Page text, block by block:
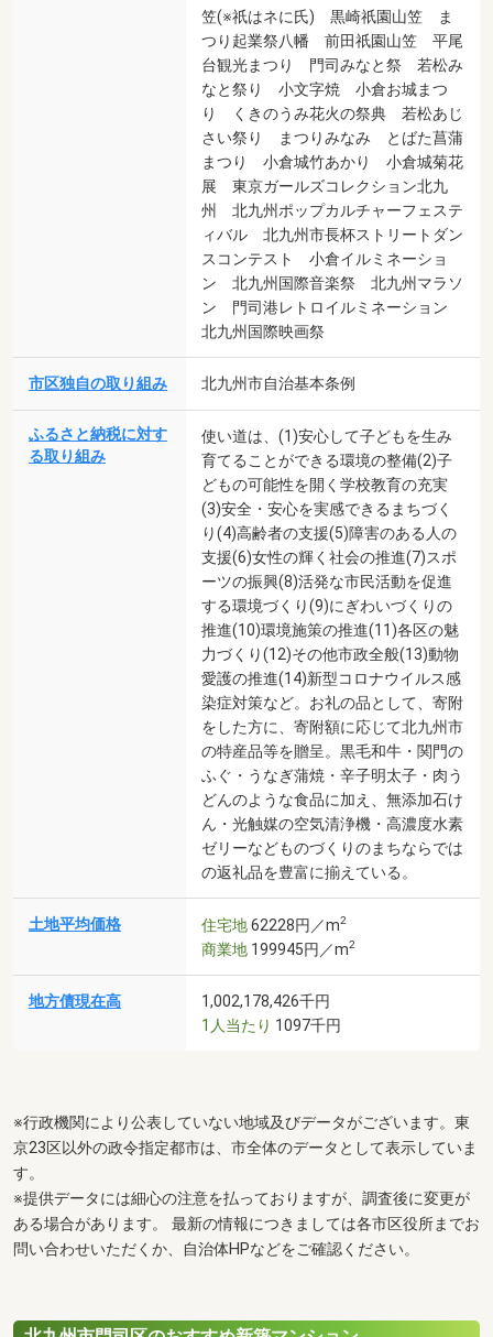
笠(※祇はネに氏) 黒崎祇園山笠 ま
つり起業祭八幡 前田祇園山笠 平尾
台観光まつり 門司みなと祭 若松み
なと祭り 小文字焼 小倉お城まつ
り くきのうみ花火の祭典 若松あじ
さい祭り まつりみなみ とばた菖蒲
まつり 小倉城竹あかり 小倉城菊花
展 東京ガールズコレクション北九
州 北九州ポップカルチャーフェステ
ィバル 北九州市長杯ストリートダン
スコンテスト 小倉イルミネーショ
ン 北九州国際音楽祭 北九州マラソ
ン 門司港レトロイルミネーション
北九州国際映画祭
市区独自の取り組み 北九州市自治基本条例
ふるさと納税に対す
る取り組み
使い道は、(1)安心して子どもを生み
育てることができる環境の整備(2)子
どもの可能性を開く学校教育の充実
(3)安全・安心を実感できるまちづく
り(4)高齢者の支援(5)障害のある人の
支援(6)女性の輝く社会の推進(7)スポ
ーツの振興(8)活発な市民活動を促進
する環境づくり(9)にぎわいづくりの
推進(10)環境施策の推進(11)各区の魅
力づくり(12)その他市政全般(13)動物
愛護の推進(14)新型コロナウイルス感
染症対策など。お礼の品として、寄附
をした方に、寄附額に応じて北九州市
の特産品等を贈呈。黒毛和牛・関門の
ふぐ・うなぎ蒲焼・辛子明太子・肉う
どんのような食品に加え、無添加石け
ん・光触媒の空気清浄機・高濃度水素
ゼリーなどものづくりのまちならでは
の返礼品を豊富に揃えている。
土地平均価格 住宅地62228円／m2
商業地 199945円／m2
地方債現在高
1,002,178,426千円
1人当たり 1097千円
※行政機関により公表していない地域及びデータがございます。東
京23区以外の政令指定都市は、市全体のデータとして表示していま
す。
※提供データには細心の注意を払っておりますが、調査後に変更が
ある場合があります。 最新の情報につきましては各市区役所までお
問い合わせいただくか、自治体HPなどをご確認ください。